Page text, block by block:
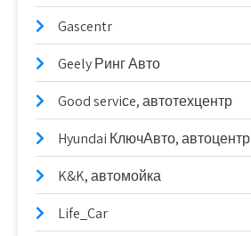
Gascentr
Geely Ринг Авто
Good serviсe, автотехцентр
Hyundai КлючАвто, автоцентр
K&K, автомойка
Life_Car